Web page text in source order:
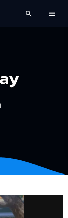
search menu